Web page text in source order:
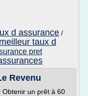
d assurance /
meilleur taux d
pret
Revenu
Obtenir un prêt à 60